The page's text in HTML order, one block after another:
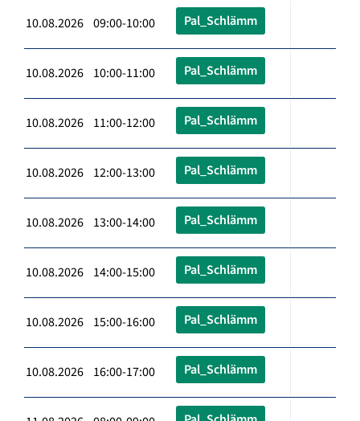
10.08.2026 09:00-10:00 Pal_Schlämm
10.08.2026 10:00-11:00 Pal_Schlämm
10.08.2026 11:00-12:00 Pal_Schlämm
10.08.2026 12:00-13:00 Pal_Schlämm
10.08.2026 13:00-14:00 Pal_Schlämm
10.08.2026 14:00-15:00 Pal_Schlämm
10.08.2026 15:00-16:00 Pal_Schlämm
10.08.2026 16:00-17:00 Pal_Schlämm